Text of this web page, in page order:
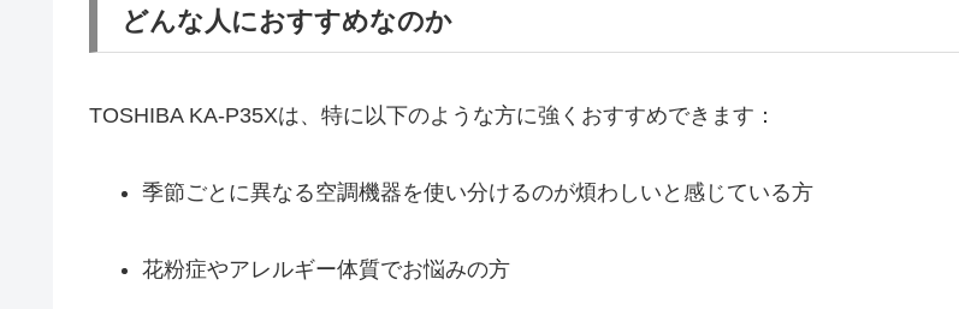
どんな人におすすめなのか
TOSHIBA KA-P35Xは、特に以下のような方に強くおすすめできます：
季節ごとに異なる空調機器を使い分けるのが煩わしいと感じている方
花粉症やアレルギー体質でお悩みの方